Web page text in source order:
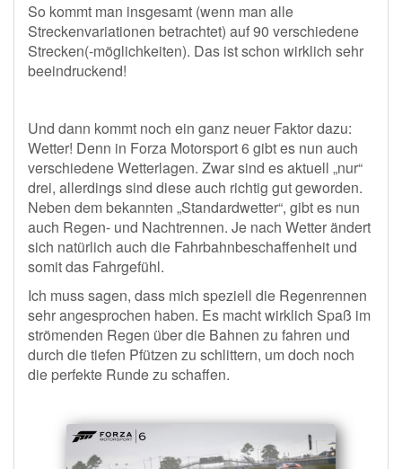
So kommt man insgesamt (wenn man alle
Streckenvariationen betrachtet) auf 90 verschiedene
Strecken(-möglichkeiten). Das ist schon wirklich sehr
beeindruckend!
Und dann kommt noch ein ganz neuer Faktor dazu:
Wetter! Denn in Forza Motorsport 6 gibt es nun auch
verschiedene Wetterlagen. Zwar sind es aktuell „nur“
drei, allerdings sind diese auch richtig gut geworden.
Neben dem bekannten „Standardwetter“, gibt es nun
auch Regen- und Nachtrennen. Je nach Wetter ändert
sich natürlich auch die Fahrbahnbeschaffenheit und
somit das Fahrgefühl.
Ich muss sagen, dass mich speziell die Regenrennen
sehr angesprochen haben. Es macht wirklich Spaß im
strömenden Regen über die Bahnen zu fahren und
durch die tiefen Pfützen zu schlittern, um doch noch
die perfekte Runde zu schaffen.